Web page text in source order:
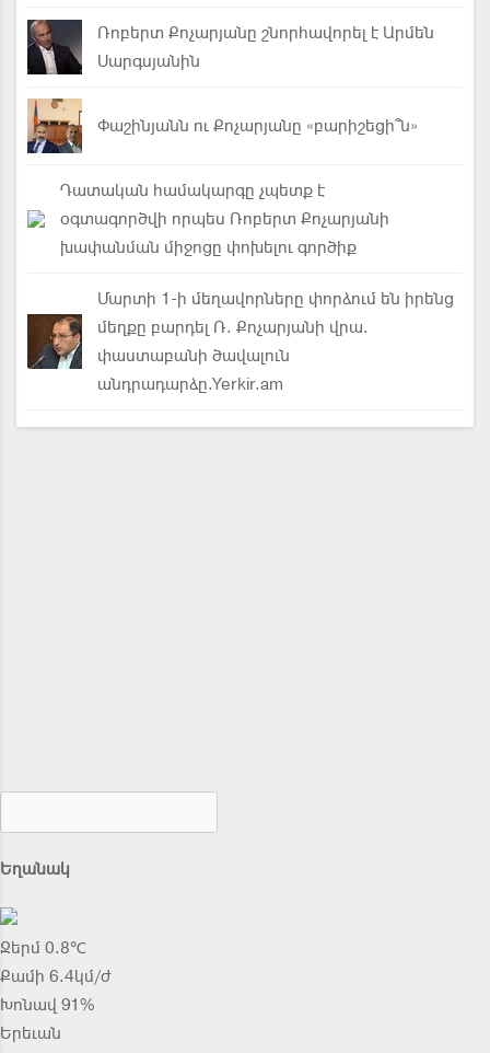
Ռոբերտ Քոչարյանը շնորհավորել է Արմեն
Սարգսյանին
Փաշինյանն ու Քոչարյանը «բարիշեցի՞ն»
Դատական համակարգը չպետք է
օգտագործվի որպես Ռոբերտ Քոչարյանի
խափանման միջոցը փոխելու գործիք
Մարտի 1-ի մեղավորները փորձում են իրենց
մեղքը բարդել Ռ. Քոչարյանի վրա.
փաստաբանի ծավալուն
անդրադարձը.Yerkir.am
Եղանակ
Ջերմ 0.8℃
Քամի 6.4կմ/ժ
Խոնավ 91%
Երեւան